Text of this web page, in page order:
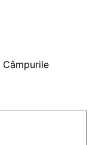
Câmpurile